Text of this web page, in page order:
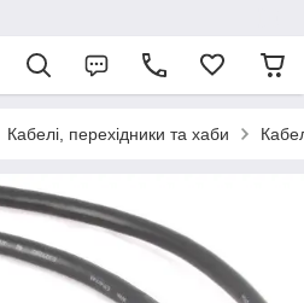
Кабелі, перехідники та хаби